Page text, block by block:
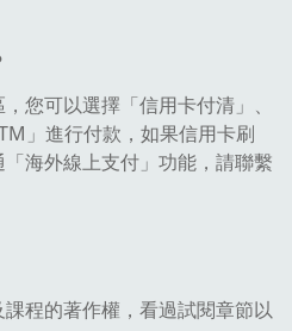
您可以選擇「信用卡付清」、
」進行付款，如果信用卡刷
海外線上支付」功能，請聯繫
程的著作權，看過試閱章節以